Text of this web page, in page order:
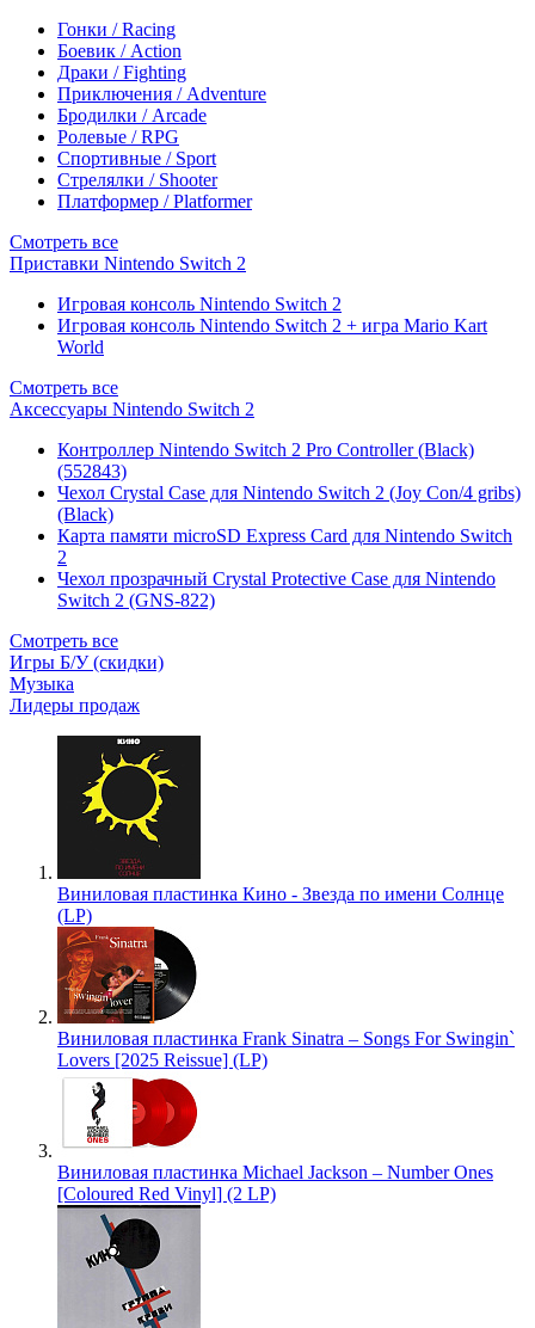
Гонки / Racing
Боевик / Action
Драки / Fighting
Приключения / Adventure
Бродилки / Arcade
Ролевые / RPG
Спортивные / Sport
Стрелялки / Shooter
Платформер / Platformer
Смотреть все
Приставки Nintendo Switch 2
Игровая консоль Nintendo Switch 2
Игровая консоль Nintendo Switch 2 + игра Mario Kart
World
Смотреть все
Аксессуары Nintendo Switch 2
Контроллер Nintendo Switch 2 Pro Controller (Black)
(552843)
Чехол Сrystal Сase для Nintendo Switch 2 (Joy Con/4 gribs)
(Black)
Карта памяти microSD Express Card для Nintendo Switch
2
Чехол прозрачный Crystal Protective Case для Nintendo
Switch 2 (GNS-822)
Смотреть все
Игры Б/У (скидки)
Музыка
Лидеры продаж
Виниловая пластинка Кино - Звезда по имени Солнце
(LP)
Виниловая пластинка Frank Sinatra – Songs For Swingin`
Lovers [2025 Reissue] (LP)
Виниловая пластинка Michael Jackson – Number Ones
[Coloured Red Vinyl] (2 LP)